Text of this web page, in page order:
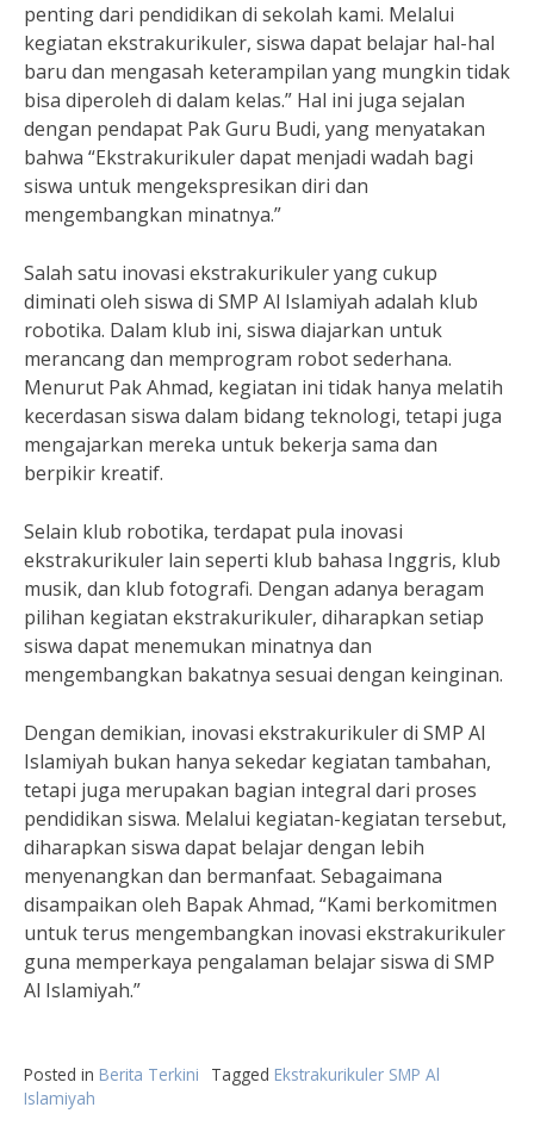
penting dari pendidikan di sekolah kami. Melalui
kegiatan ekstrakurikuler, siswa dapat belajar hal-hal
baru dan mengasah keterampilan yang mungkin tidak
bisa diperoleh di dalam kelas.” Hal ini juga sejalan
dengan pendapat Pak Guru Budi, yang menyatakan
bahwa “Ekstrakurikuler dapat menjadi wadah bagi
siswa untuk mengekspresikan diri dan
mengembangkan minatnya.”
Salah satu inovasi ekstrakurikuler yang cukup
diminati oleh siswa di SMP Al Islamiyah adalah klub
robotika. Dalam klub ini, siswa diajarkan untuk
merancang dan memprogram robot sederhana.
Menurut Pak Ahmad, kegiatan ini tidak hanya melatih
kecerdasan siswa dalam bidang teknologi, tetapi juga
mengajarkan mereka untuk bekerja sama dan
berpikir kreatif.
Selain klub robotika, terdapat pula inovasi
ekstrakurikuler lain seperti klub bahasa Inggris, klub
musik, dan klub fotografi. Dengan adanya beragam
pilihan kegiatan ekstrakurikuler, diharapkan setiap
siswa dapat menemukan minatnya dan
mengembangkan bakatnya sesuai dengan keinginan.
Dengan demikian, inovasi ekstrakurikuler di SMP Al
Islamiyah bukan hanya sekedar kegiatan tambahan,
tetapi juga merupakan bagian integral dari proses
pendidikan siswa. Melalui kegiatan-kegiatan tersebut,
diharapkan siswa dapat belajar dengan lebih
menyenangkan dan bermanfaat. Sebagaimana
disampaikan oleh Bapak Ahmad, “Kami berkomitmen
untuk terus mengembangkan inovasi ekstrakurikuler
guna memperkaya pengalaman belajar siswa di SMP
Al Islamiyah.”
Posted in Berita Terkini Tagged Ekstrakurikuler SMP Al
Islamiyah